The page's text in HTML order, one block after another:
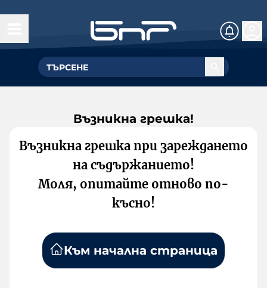
Възникна грешка!
Възникна грешка при зареждането
на съдържанието!
Моля, опитайте отново по-
късно!
Към начална страница